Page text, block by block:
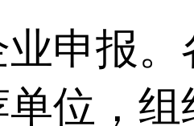
业申报
位，